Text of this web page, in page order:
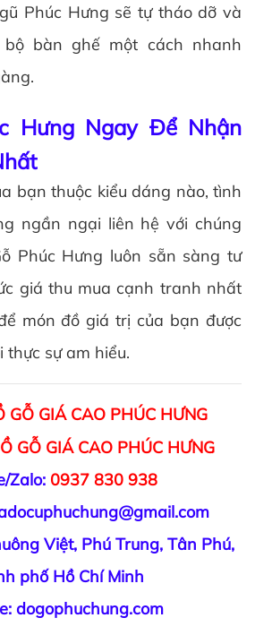
Phúc Hưng sẽ tự tháo dỡ và
bàn ghế một cách nhanh
Hưng Ngay Để Nhận
bạn thuộc kiểu dáng nào, tình
ngần ngại liên hệ với chúng
Phúc Hưng luôn sẵn sàng tư
giá thu mua cạnh tranh nhất
món đồ giá trị của bạn được
sự am hiểu.
GỖ GIÁ CAO PHÚC HƯNG
Zalo: 0937 830 938
Việt, Phú Trung, Tân Phú,
phố Hồ Chí Minh
dogophuchung.com